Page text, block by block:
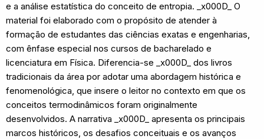
e a análise estatística do conceito de entropia. _x000D_ O
material foi elaborado com o propósito de atender à
formação de estudantes das ciências exatas e engenharias,
com ênfase especial nos cursos de bacharelado e
licenciatura em Física. Diferencia-se _x000D_ dos livros
tradicionais da área por adotar uma abordagem histórica e
fenomenológica, que insere o leitor no contexto em que os
conceitos termodinâmicos foram originalmente
desenvolvidos. A narrativa _x000D_ apresenta os principais
marcos históricos, os desafios conceituais e os avanços